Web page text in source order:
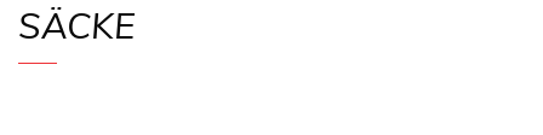
SÄCKE